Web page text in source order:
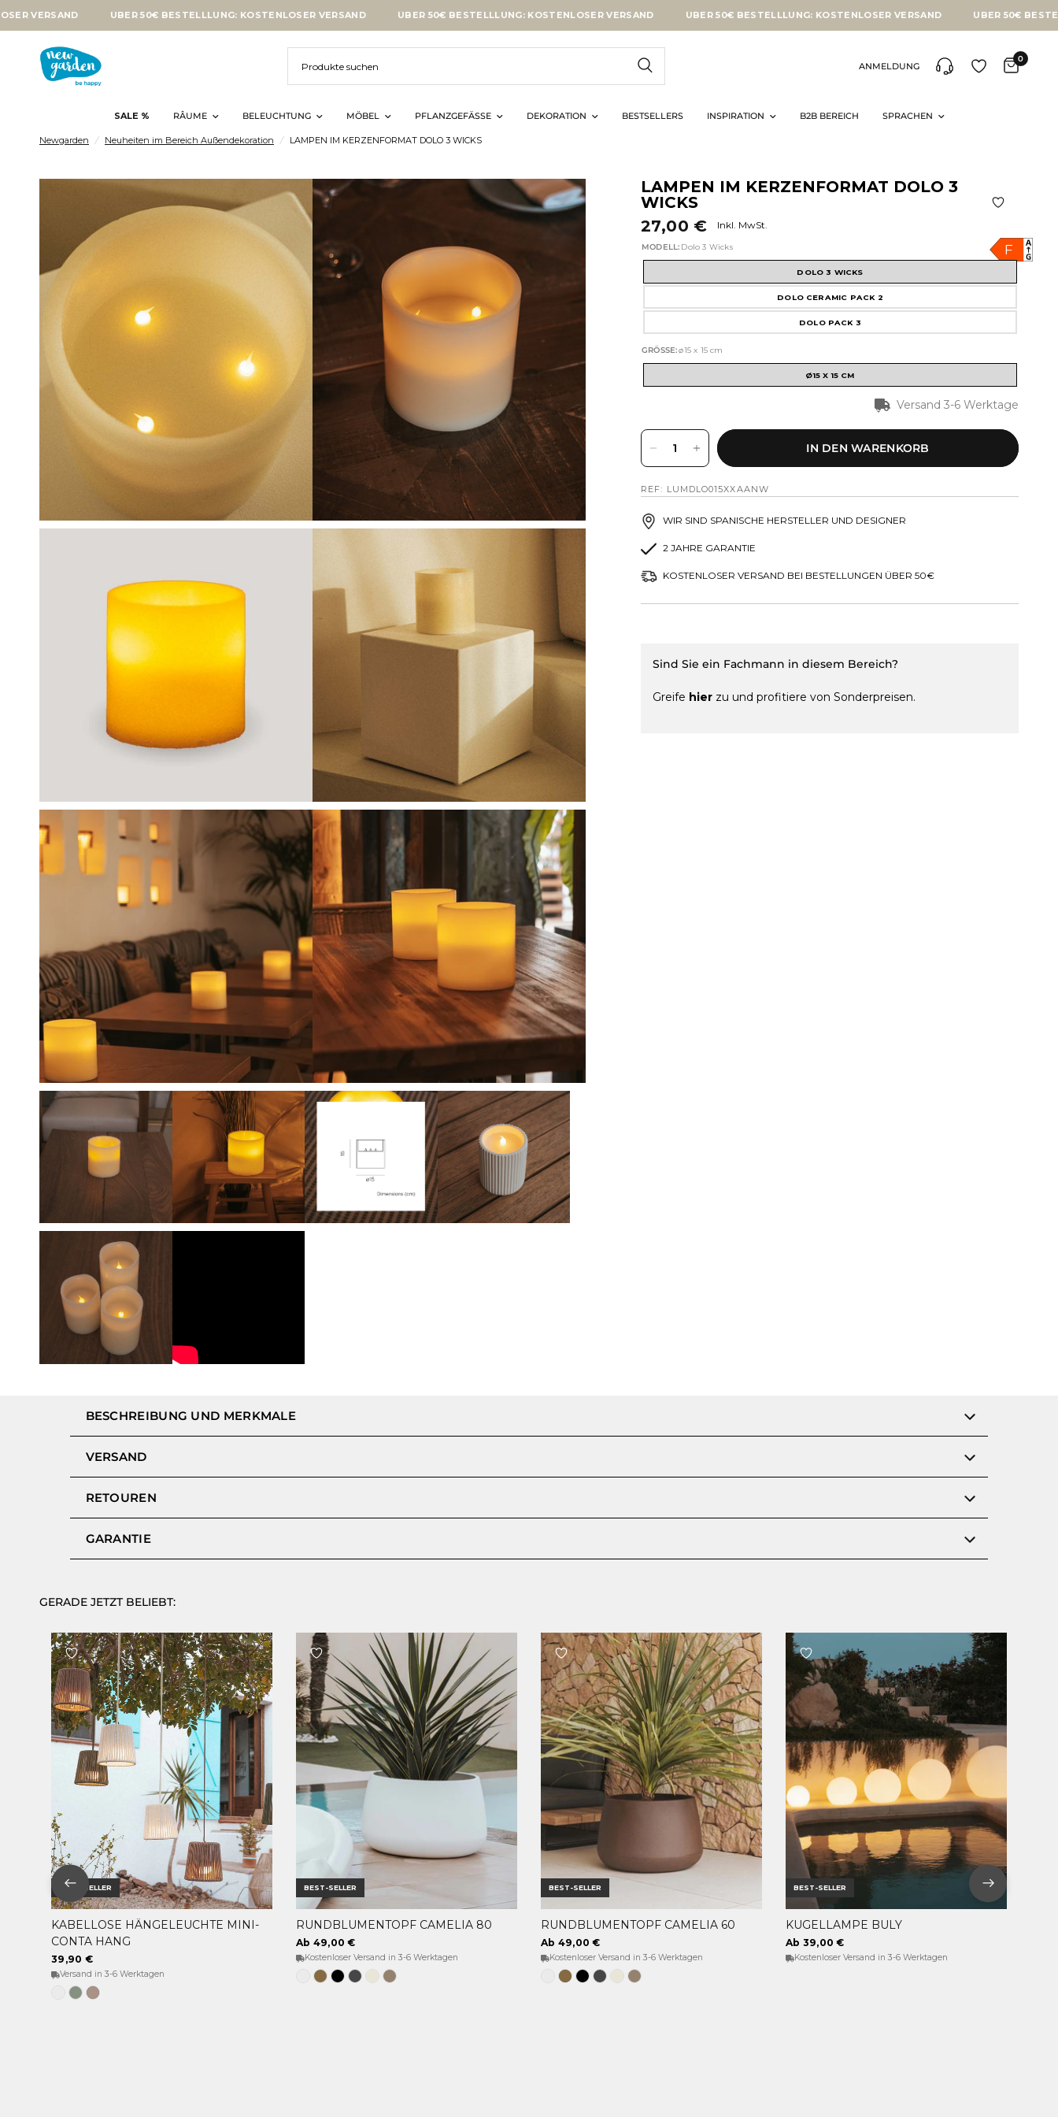
ÜBER 50€ BESTELLLUNG: KOSTENLOSER VERSAND ÜBER 50€ BESTELLLUNG: KOSTENLOSER VERSAND ÜBER 50€ BESTELLLUNG: KOSTENLOSER VERSAND ÜBER 50€ BESTELLLUNG:
SALE % RÂUME BELEUCHTUNG MÖBEL PFLANZGEFÄSSE DEKORATION BESTSELLERS INSPIRATION B2B BEREICH SPRACHEN
ANMELDUNG
0
Newgarden / Neuheiten im Bereich Außendekoration / LAMPEN IM KERZENFORMAT DOLO 3 WICKS
LAMPEN IM KERZENFORMAT DOLO 3
WICKS
27,00 €
Inkl. MwSt.
F
MODELL: Dolo 3 Wicks
DOLO 3 WICKS
DOLO CERAMIC PACK 2
DOLO PACK 3
GRÖSSE: ø15 x 15 cm
Ø15 X 15 CM
Versand 3-6 Werktage
IN DEN WARENKORB
REF: LUMDLO015XXAANW
WIR SIND SPANISCHE HERSTELLER UND DESIGNER
2 JAHRE GARANTIE
KOSTENLOSER VERSAND BEI BESTELLUNGEN ÜBER 50€
Sind Sie ein Fachmann in diesem Bereich?
Greife hier zu und profitiere von Sonderpreisen.
BESCHREIBUNG UND MERKMALE
VERSAND
RETOUREN
GARANTIE
GERADE JETZT BELIEBT:
BEST-SELLER
OPTIONEN WÄHLEN
KABELLOSE HÄNGELEUCHTE MINI-
CONTA HANG
39,90 €
Versand in 3-6 Werktagen
WeißWeiches
Grün
Taupe
Grau
BEST-SELLER
OPTIONEN WÄHLEN
RUNDBLUMENTOPF CAMELIA 80
Ab 49,00 €
Kostenloser Versand in 3-6 Werktagen
WeissBronzeSchwarz
Anthrazit
Opak-
beige
Taupe
BEST-SELLER
OPTIONEN WÄHLEN
RUNDBLUMENTOPF CAMELIA 60
Ab 49,00 €
Kostenloser Versand in 3-6 Werktagen
WeissBronzeSchwarz
Anthrazit
Opak-
Beige
Taupe
BEST-SELLER
OPTIONEN WÄHLEN
KUGELLAMPE BULY
Ab 39,00 €
Kostenloser Versand in 3-6 Werktagen